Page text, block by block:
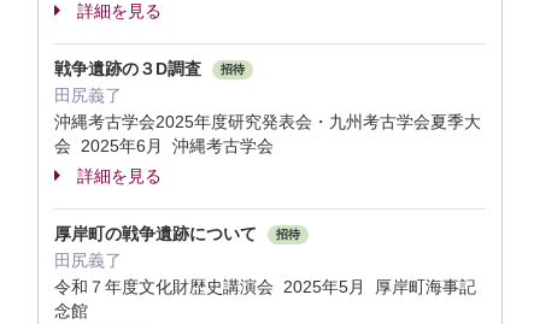
詳細を見る
戦争遺跡の３D調査 招待
田尻義了
沖縄考古学会2025年度研究発表会・九州考古学会夏季大
会 2025年6月 沖縄考古学会
詳細を見る
厚岸町の戦争遺跡について 招待
田尻義了
令和７年度文化財歴史講演会 2025年5月 厚岸町海事記
念館